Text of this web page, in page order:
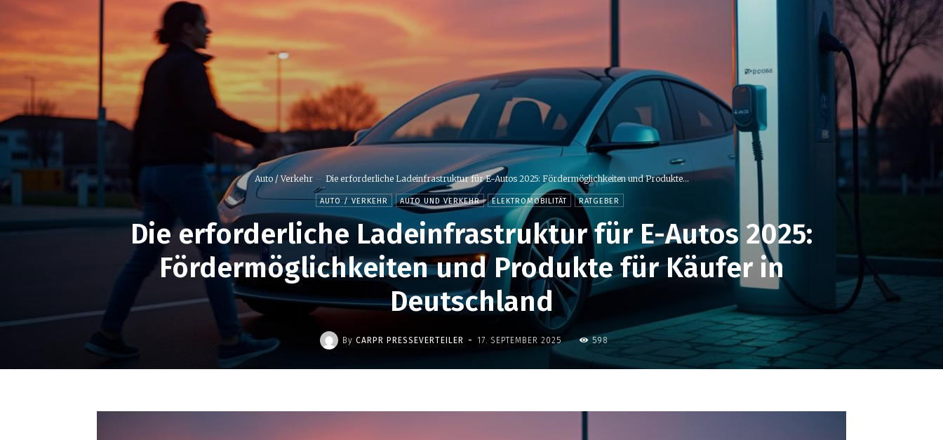
Auto / Verkehr Die erforderliche Ladeinfrastruktur für E-Autos 2025: Fördermöglichkeiten und Produkte...
AUTO / VERKEHR AUTO UND VERKEHR ELEKTROMOBILITÄT RATGEBER
Die erforderliche Ladeinfrastruktur für E-Autos 2025:
Fördermöglichkeiten und Produkte für Käufer in
Deutschland
By CARPR PRESSEVERTEILER - 17. SEPTEMBER 2025 598